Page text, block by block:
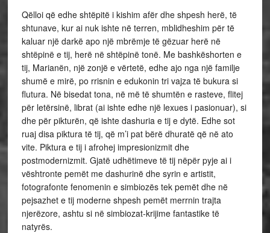
Qëlloi që edhe shtëpitë i kishim afër dhe shpesh herë, të
shtunave, kur ai nuk ishte në terren, mblidheshim për të
kaluar një darkë apo një mbrëmje të gëzuar herë në
shtëpinë e tij, herë në shtëpinë tonë. Me bashkëshorten e
tij, Marianën, një zonjë e vërtetë, edhe ajo nga një familje
shumë e mirë, po rrisnin e edukonin tri vajza të bukura si
flutura. Në bisedat tona, në më të shumtën e rasteve, flitej
për letërsinë, librat (ai ishte edhe një lexues i pasionuar), si
dhe për pikturën, që ishte dashuria e tij e dytë. Edhe sot
ruaj disa piktura të tij, që m’i pat bërë dhuratë që në ato
vite. Piktura e tij i afrohej impresionizmit dhe
postmodernizmit. Gjatë udhëtimeve të tij nëpër pyje ai i
vështronte pemët me dashurinë dhe syrin e artistit,
fotografonte fenomenin e simbiozës tek pemët dhe në
pejsazhet e tij moderne shpesh pemët merrnin trajta
njerëzore, ashtu si në simbiozat-krijime fantastike të
natyrës.